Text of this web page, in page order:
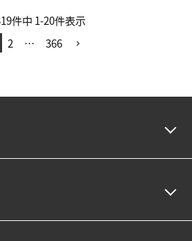
件中 1-20件表示
2 … 366